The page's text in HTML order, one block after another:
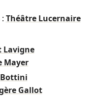
: Théâtre Lucernaire
Lavigne
Mayer
Gallot